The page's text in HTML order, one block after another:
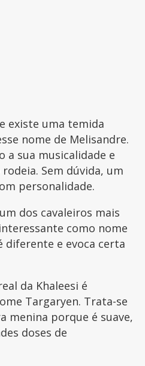
existe uma temida
nome de Melisandre.
a sua musicalidade e
Sem dúvida, um
personalidade.
dos cavaleiros mais
como nome
diferente e evoca certa
da Khaleesi é
Targaryen. Trata-se
menina porque é suave,
doses de